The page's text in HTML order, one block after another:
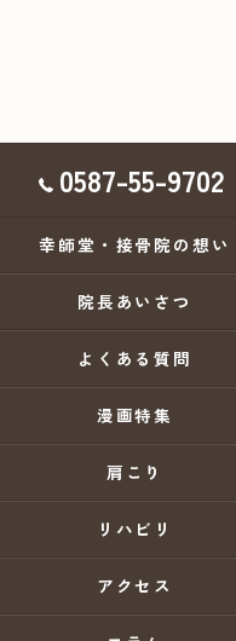
0587-55-9702
幸師堂・接骨院の想い
院長あいさつ
よくある質問
漫画特集
肩こり
リハビリ
アクセス